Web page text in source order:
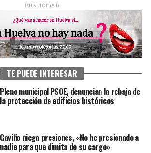
PUBLICIDAD
TE PUEDE INTERESAR
Pleno municipal PSOE, denuncian la rebaja de
la protección de edificios históricos
Gaviño niega presiones, «No he presionado a
nadie para que dimita de su cargo»